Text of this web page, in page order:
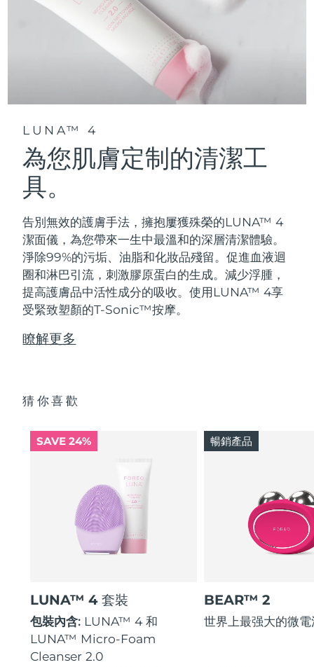
LUNA™ 4
為您肌膚定制的清潔工
具。
告別無效的護膚手法，擁抱屢獲殊榮的LUNA™ 4
潔面儀，為您帶來一生中最溫和的深層清潔體驗。
淨除99%的污垢、油脂和化妝品殘留。促進血液迴
圈和淋巴引流，刺激膠原蛋白的生成。減少浮腫，
提高護膚品中活性成分的吸收。使用LUNA™ 4享
受緊致塑顏的T-Sonic™按摩。
瞭解更多
猜你喜歡
SAVE 24%
LUNA™ 4 套裝
包裝內含: LUNA™ 4 和
LUNA™ Micro-Foam
Cleanser 2.0
BEAR™ 2
世界上最强大的微
暢銷產品